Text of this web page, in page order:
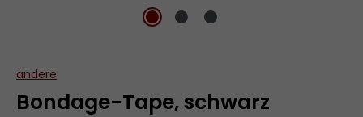
Bondage-Tape, schwarz
andere